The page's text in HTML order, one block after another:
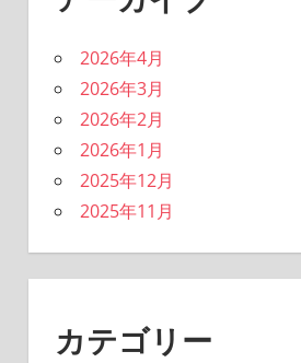
2026年4月
2026年3月
2026年2月
2026年1月
2025年12月
2025年11月
カテゴリー